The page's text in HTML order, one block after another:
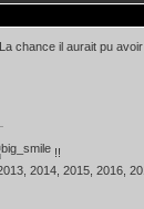
chance il aurait pu
!!
2014, 2015, 2016,